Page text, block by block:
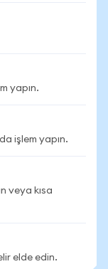
yapın.
işlem yapın.
veya kısa
elde edin.